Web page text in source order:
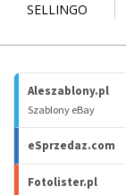
SELLINGO
Aleszablony.pl
Szablony eBay
eSprzedaz.com
Fotolister.pl